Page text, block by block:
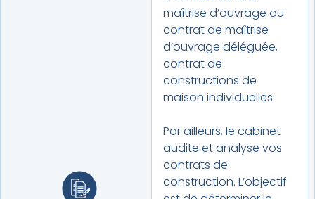
maîtrise d’ouvrage ou
contrat de maîtrise
d’ouvrage déléguée,
contrat de
constructions de
maison individuelles.
Par ailleurs, le cabinet
audite et analyse vos
contrats de
construction. L’objectif